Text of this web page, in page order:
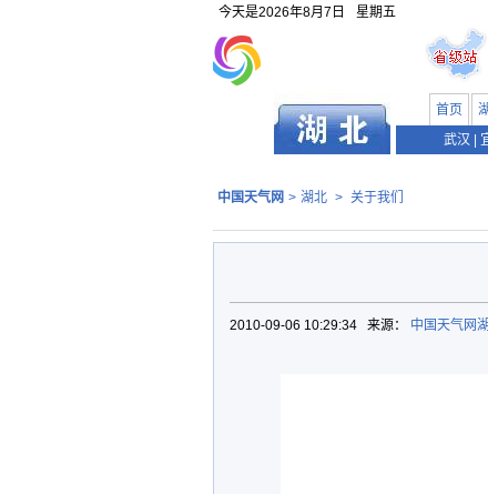
今天是2026年8月7日 星期五
首页
武汉
中国天气网 > 湖北 > 关于我们
2010-09-06 10:29:34 来源： 中国天气网